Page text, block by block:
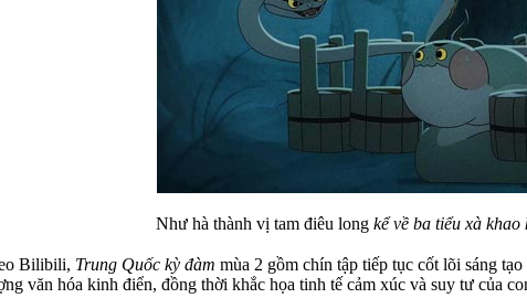
Như hà thành vị tam điêu long kể về ba tiểu xà
Bilibili, Trung Quốc kỳ đàm mùa 2 gồm chín tập tiếp tục cốt lõi sáng
văn hóa kinh điển, đồng thời khắc họa tinh tế cảm xúc và suy tư của